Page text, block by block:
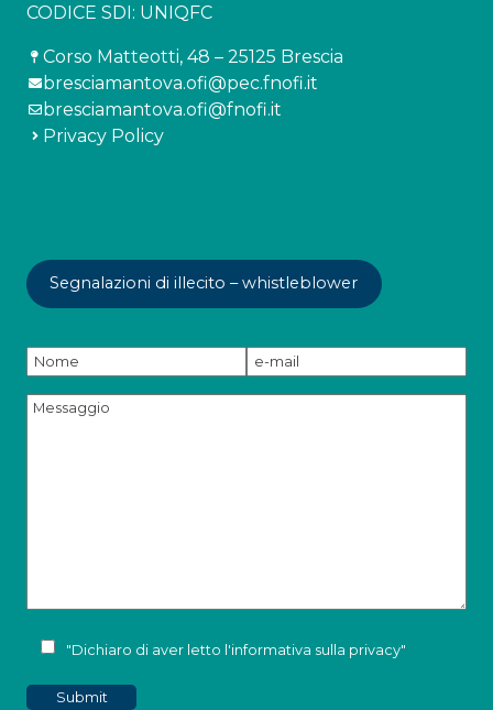
CODICE SDI: UNIQFC
Corso Matteotti, 48 – 25125 Brescia
bresciamantova.ofi@pec.fnofi.it
bresciamantova.ofi@fnofi.it
Privacy Policy
Segnalazioni di illecito – whistleblower
"Dichiaro di aver letto l'informativa sulla privacy"